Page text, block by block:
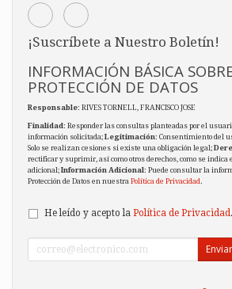
¡Suscríbete a Nuestro Boletín!
INFORMACIÓN BÁSICA
PROTECCIÓN DE DATOS
Responsable: RIVES TORNELL, FRANCISCO JOSE
Finalidad: Responder las consultas planteadas por el
información solicitada;Legitimación: Consentimiento del
Solo se realizan cesiones si existe una obligación legal;
rectificar y suprimir, así como otros derechos, como se indica
adicional;Información Adicional: Puede consultar la
Protección de Datos en nuestra Política de Privacidad.
He leído y acepto la Política de Privacidad .
Enviar